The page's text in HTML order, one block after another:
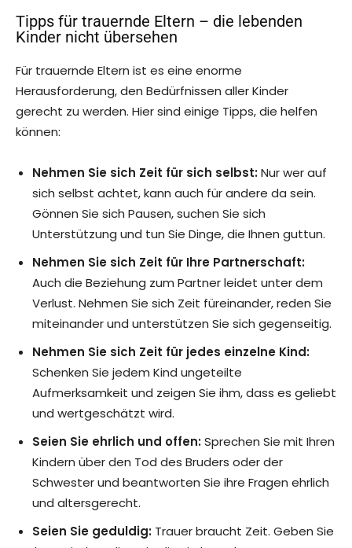
Tipps für trauernde Eltern – die lebenden
Kinder nicht übersehen
Für trauernde Eltern ist es eine enorme
Herausforderung, den Bedürfnissen aller Kinder
gerecht zu werden. Hier sind einige Tipps, die helfen
können:
Nehmen Sie sich Zeit für sich selbst:Nur wer auf
sich selbst achtet, kann auch für andere da sein.
Gönnen Sie sich Pausen, suchen Sie sich
Unterstützung und tun Sie Dinge, die Ihnen guttun.
Nehmen Sie sich Zeit für Ihre Partnerschaft:
Auch die Beziehung zum Partner leidet unter dem
Verlust. Nehmen Sie sich Zeit füreinander, reden Sie
miteinander und unterstützen Sie sich gegenseitig.
Nehmen Sie sich Zeit für jedes einzelne Kind:
Schenken Sie jedem Kind ungeteilte
Aufmerksamkeit und zeigen Sie ihm, dass es geliebt
und wertgeschätzt wird.
Seien Sie ehrlich und offen:Sprechen Sie mit Ihren
Kindern über den Tod des Bruders oder der
Schwester und beantworten Sie ihre Fragen ehrlich
und altersgerecht.
Seien Sie geduldig: Trauer braucht Zeit. Geben Sie